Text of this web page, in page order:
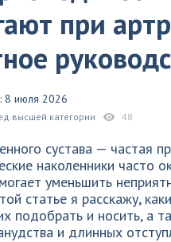
при
8 июля 2026
высшей категории 48
сустава — частая
наколенники часто
уменьшить
статье я расскажу,
подобрать и носить, а
и длинных